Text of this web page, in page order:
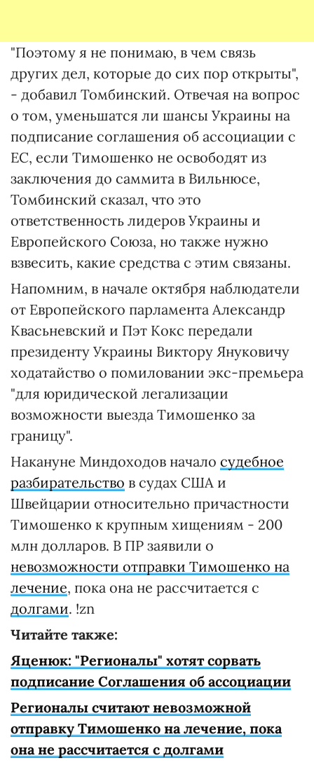
"Поэтому я не понимаю, в чем связь
других дел, которые до сих пор открыты",
- добавил Томбинский. Отвечая на вопрос
о том, уменьшатся ли шансы Украины на
подписание соглашения об ассоциации с
ЕС, если Тимошенко не освободят из
заключения до саммита в Вильнюсе,
Томбинский сказал, что это
ответственность лидеров Украины и
Европейского Союза, но также нужно
взвесить, какие средства с этим связаны.
Напомним, в начале октября наблюдатели
от Европейского парламента Александр
Квасьневский и Пэт Кокс передали
президенту Украины Виктору Януковичу
ходатайство о помиловании экс-премьера
"для юридической легализации
возможности выезда Тимошенко за
границу".
Накануне Миндоходов начало судебное
разбирательство в судах США и
Швейцарии относительно причастности
Тимошенко к крупным хищениям - 200
млн долларов. В ПР заявили о
невозможности отправки Тимошенко на
лечение, пока она не рассчитается с
долгами. !zn
Читайте также:
Яценюк: "Регионалы" хотят сорвать
подписание Соглашения об ассоциации
Регионалы считают невозможной
отправку Тимошенко на лечение, пока
она не рассчитается с долгами